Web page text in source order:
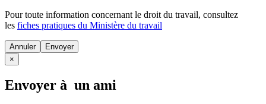
Pour toute information concernant le droit du travail, consultez
les fiches pratiques du Ministère du travail
Annuler
×
Envoyer à un ami